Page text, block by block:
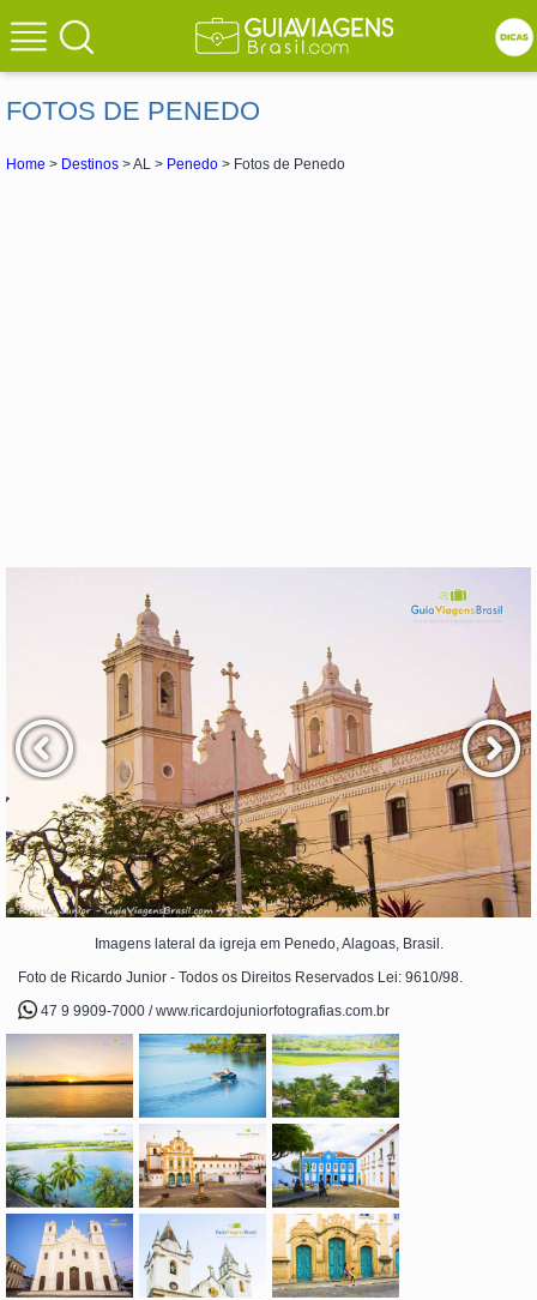
FOTOS DE PENEDO
Home > Destinos > AL > Penedo > Fotos de Penedo
Imagens lateral da igreja em Penedo, Alagoas, Brasil.
Foto de Ricardo Junior - Todos os Direitos Reservados Lei: 9610/98.
47 9 9909-7000 / www.ricardojuniorfotografias.com.br